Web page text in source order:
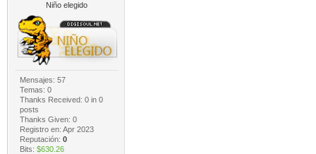
Niño elegido
Mensajes: 57
Temas: 0
Thanks Received: 0in 0
posts
Thanks Given: 0
Registro en: Apr 2023
Reputación: 0
Bits: $630.26